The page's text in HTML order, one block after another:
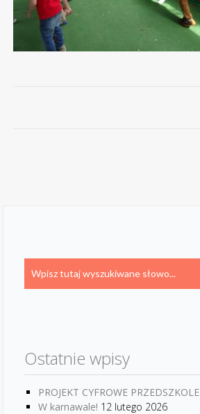
Ostatnie wpisy
PROJEKT CYFROWE PRZEDSZKOLE
W karnawale! 12 lutego 2026